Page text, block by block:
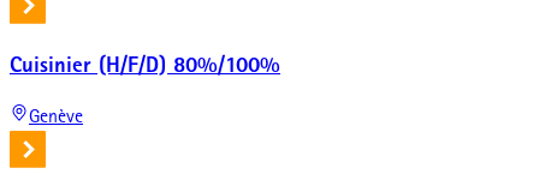
Cuisinier (H/F/D) 80%/100%
Genève